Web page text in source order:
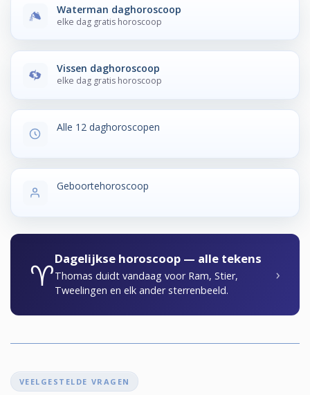
Waterman daghoroscoop
elke dag gratis horoscoop
Vissen daghoroscoop
elke dag gratis horoscoop
Alle 12 daghoroscopen
Geboortehoroscoop
♈Dagelijkse horoscoop — alle tekens
Thomas duidt vandaag voor Ram, Stier,
Tweelingen en elk ander sterrenbeeld.
›
VEELGESTELDE VRAGEN